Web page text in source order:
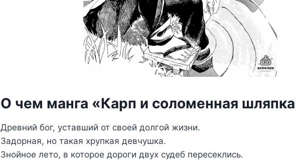
О чем манга «Карп и соломенная
Древний бог, уставший от своей долгой жизни.
Задорная, но такая хрупкая девчушка.
Знойное лето, в которое дороги двух судеб пересеклись.